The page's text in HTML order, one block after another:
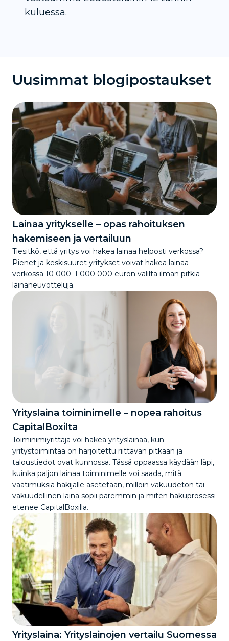
kuluessa.
Uusimmat blogipostaukset
Lainaa yritykselle – opas rahoituksen
hakemiseen ja vertailuun
Tiesitkö, että yritys voi hakea lainaa helposti verkossa?
Pienet ja keskisuuret yritykset voivat hakea lainaa
verkossa 10 000–1 000 000 euron väliltä ilman pitkiä
lainaneuvotteluja.
Yrityslaina toiminimelle – nopea rahoitus
CapitalBoxilta
Toiminimiyrittäjä voi hakea yrityslainaa, kun
yritystoimintaa on harjoitettu riittävän pitkään ja
taloustiedot ovat kunnossa. Tässä oppaassa käydään läpi,
kuinka paljon lainaa toiminimelle voi saada, mitä
vaatimuksia hakijalle asetetaan, milloin vakuudeton tai
vakuudellinen laina sopii paremmin ja miten hakuprosessi
etenee CapitalBoxilla.
Yrityslaina: Yrityslainojen vertailu Suomessa